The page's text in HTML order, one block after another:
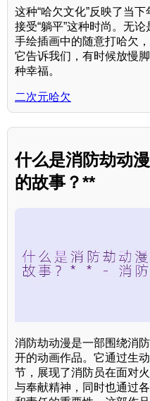
这种“哈欠文化”反映了当
接受“躺平”这种时尚。无
手绘插画中的随意打哈欠
它告诉我们，有时候放慢
种幸福。
二次元哈欠
什么是消防劫动
的故事？**
消防劫动漫是一部围绕消
开的动画作品。它通过生
节，展现了消防员在面对
与奉献精神，同时也通过